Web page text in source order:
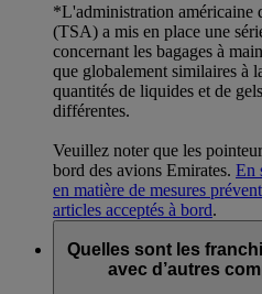
*L'administration américaine
(TSA) a mis en place une
concernant les bagages à
que globalement similaires à
quantités de liquides et de
différentes.
Veuillez noter que les
bord des avions Emirates. En
en matière de mesures
articles acceptés à bord.
Quelles sont les
avec d’autres